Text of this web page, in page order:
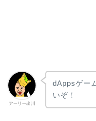
アーリー出川
dAppsゲー
いぞ！